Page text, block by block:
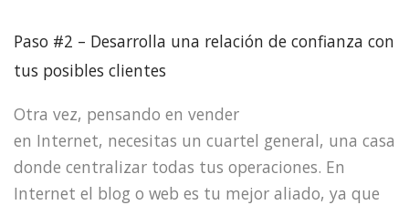
Paso #2 – Desarrolla una relación de confianza con
tus posibles clientes
Otra vez, pensando en vender
en Internet, necesitas un cuartel general, una casa
donde centralizar todas tus operaciones. En
Internet el blog o web es tu mejor aliado, ya que